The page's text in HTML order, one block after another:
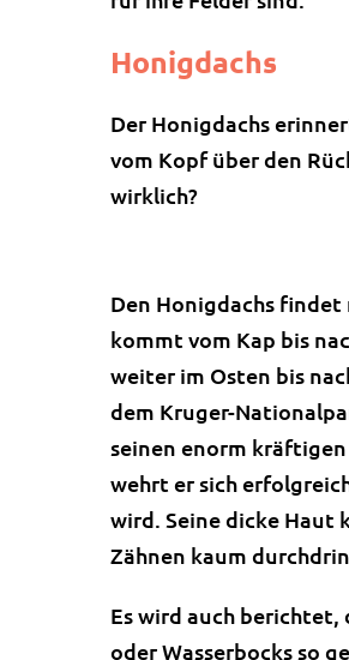
Honigdachs
Der Honigdachs
vom Kopf über den
wirklich?
Den Honigdachs findet
kommt vom Kap bis
weiter im Osten bis
dem Kruger-
seinen enorm
wehrt er sich
wird. Seine dicke Haut
Zähnen kaum
Es wird auch berichtet,
oder Wasserbocks so